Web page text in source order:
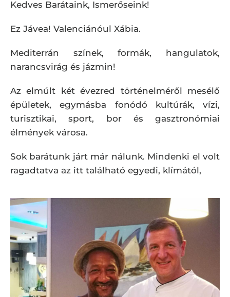
Kedves Barátaink, Ismerőseink!
Ez Jávea! Valenciánóul Xábia.
Mediterrán színek, formák, hangulatok,
narancsvirág és jázmin!
Az elmúlt két évezred történelméről mesélő
épületek, egymásba fonódó kultúrák, vízi,
turisztikai, sport, bor és gasztronómiai
élmények városa.
Sok barátunk járt már nálunk. Mindenki el volt
ragadtatva az itt található egyedi, klímától,